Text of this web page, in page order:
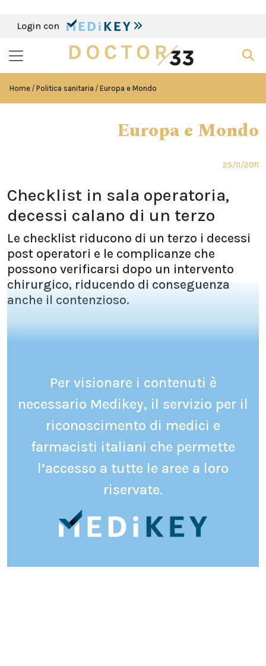
Login con
Home Politica sanitaria Europa e Mondo
Europa e Mondo
25/11/2011
Checklist in sala operatoria,
decessi calano di un terzo
Le checklist riducono di un terzo i decessi
post operatori e le complicanze che
possono verificarsi dopo un intervento
chirurgico, riducendo di conseguenza
anche il contenzioso.
Per visionare i contenuti è
necessario Medikey, il servizio per il
riconoscimento di medici e
farmacisti italiani che permette
l’accesso a tutte le aree a loro
riservate.